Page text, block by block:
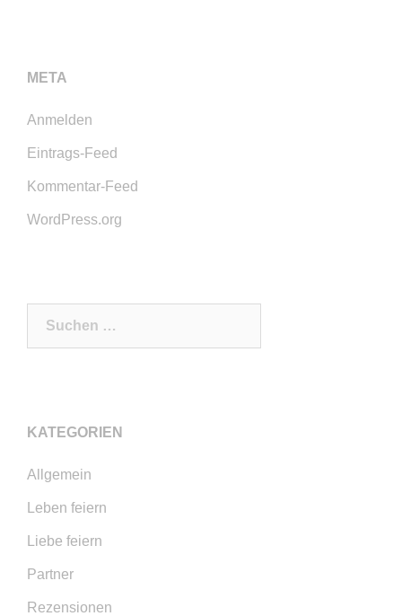
META
Anmelden
Eintrags-Feed
Kommentar-Feed
WordPress.org
KATEGORIEN
Allgemein
Leben feiern
Liebe feiern
Partner
Rezensionen